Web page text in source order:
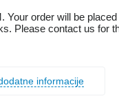
Your order will be
Please contact us for
informacije